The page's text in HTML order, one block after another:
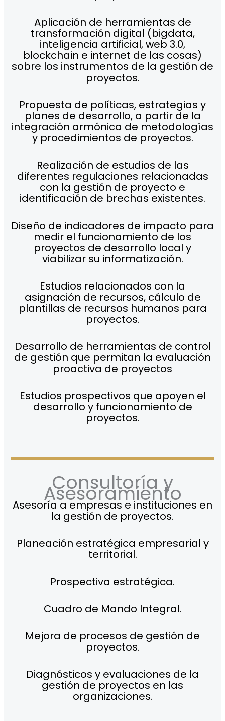
Aplicación de herramientas de
transformación digital (bigdata,
inteligencia artificial, web 3.0,
blockchain e internet de las cosas)
sobre los instrumentos de la gestión de
proyectos.
Propuesta de políticas, estrategias y
planes de desarrollo, a partir de la
integración armónica de metodologías
y procedimientos de proyectos.
Realización de estudios de las
diferentes regulaciones relacionadas
con la gestión de proyecto e
identificación de brechas existentes.
Diseño de indicadores de impacto para
medir el funcionamiento de los
proyectos de desarrollo local y
viabilizar su informatización.
Estudios relacionados con la
asignación de recursos, cálculo de
plantillas de recursos humanos para
proyectos.
Desarrollo de herramientas de control
de gestión que permitan la evaluación
proactiva de proyectos
Estudios prospectivos que apoyen el
desarrollo y funcionamiento de
proyectos.
Consultoría y
Asesoramiento
Asesoría a empresas e instituciones en
la gestión de proyectos.
Planeación estratégica empresarial y
territorial.
Prospectiva estratégica.
Cuadro de Mando Integral.
Mejora de procesos de gestión de
proyectos.
Diagnósticos y evaluaciones de la
gestión de proyectos en las
organizaciones.